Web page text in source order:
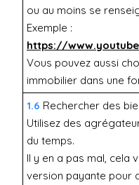
ou au moins se
Exemple :
https://
Vous pouvez aussi
immobilier dans une
1.6 Rechercher des
Utilisez des
du temps.
Il y en a pas mal, cela
version payante pour